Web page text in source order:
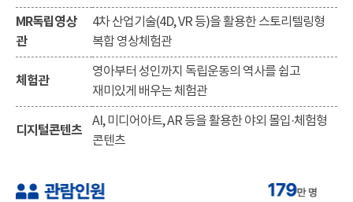
MR독립영상
관
4차 산업기술(4D, VR 등)을 활용한 스토리텔링형
복합 영상체험관
체험관
영아부터 성인까지 독립운동의 역사를 쉽고
재미있게 배우는 체험관
디지털콘텐츠
AI, 미디어아트, AR 등을 활용한 야외 몰입·체험형
콘텐츠